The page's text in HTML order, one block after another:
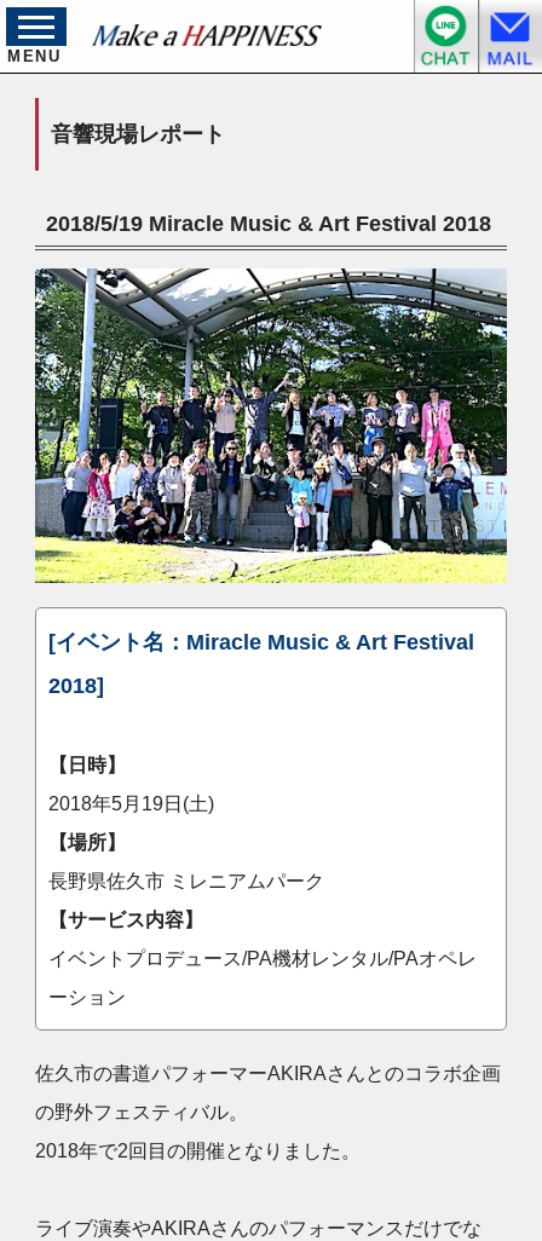
MENU
音響現場レポート
2018/5/19 Miracle Music & Art Festival 2018
[イベント名：Miracle Music & Art Festival
2018]
【日時】
2018年5月19日(土)
【場所】
長野県佐久市 ミレニアムパーク
【サービス内容】
イベントプロデュース/PA機材レンタル/PAオペレ
ーション
佐久市の書道パフォーマーAKIRAさんとのコラボ企画
の野外フェスティバル。
2018年で2回目の開催となりました。
ライブ演奏やAKIRAさんのパフォーマンスだけでな